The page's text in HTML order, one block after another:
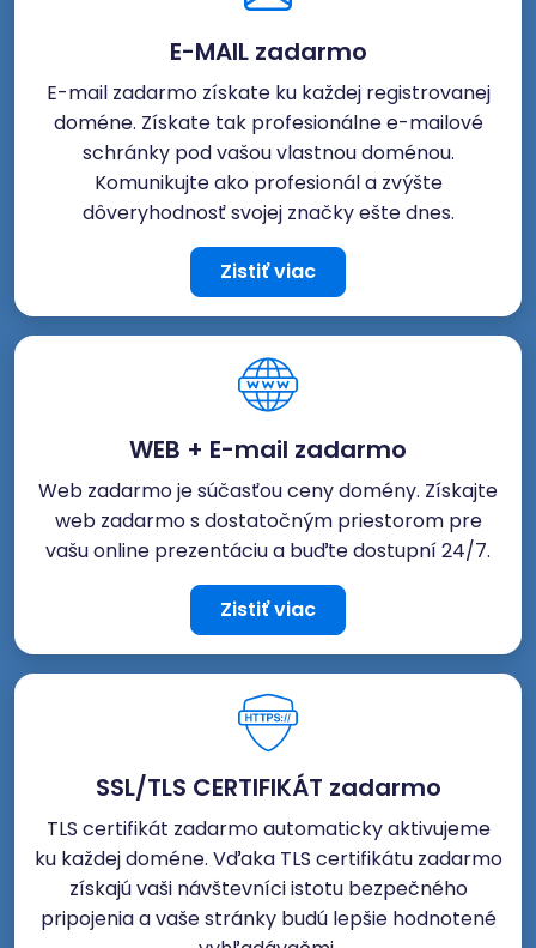
E-MAIL zadarmo
E-mail zadarmo získate ku každej registrovanej
doméne. Získate tak profesionálne e-mailové
schránky pod vašou vlastnou doménou.
Komunikujte ako profesionál a zvýšte
dôveryhodnosť svojej značky ešte dnes.
Zistiť viac
WEB + E-mail zadarmo
Web zadarmo je súčasťou ceny domény. Získajte
web zadarmo s dostatočným priestorom pre
vašu online prezentáciu a buďte dostupní 24/7.
Zistiť viac
SSL/TLS CERTIFIKÁT zadarmo
TLS certifikát zadarmo automaticky aktivujeme
ku každej doméne. Vďaka TLS certifikátu zadarmo
získajú vaši návštevníci istotu bezpečného
pripojenia a vaše stránky budú lepšie hodnotené